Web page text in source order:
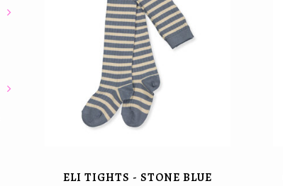
ELI TIGHTS - STONE BLUE